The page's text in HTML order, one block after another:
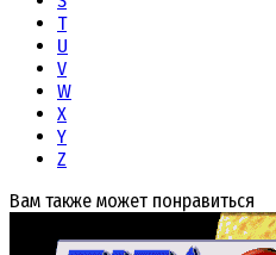
T
U
V
W
X
Y
Z
Вам также может понравиться